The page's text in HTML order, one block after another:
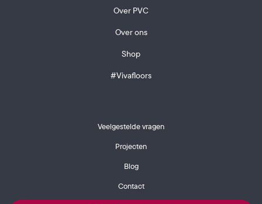
Over PVC
Over ons
Shop
#Vivafloors
Veelgestelde vragen
Projecten
Blog
Contact